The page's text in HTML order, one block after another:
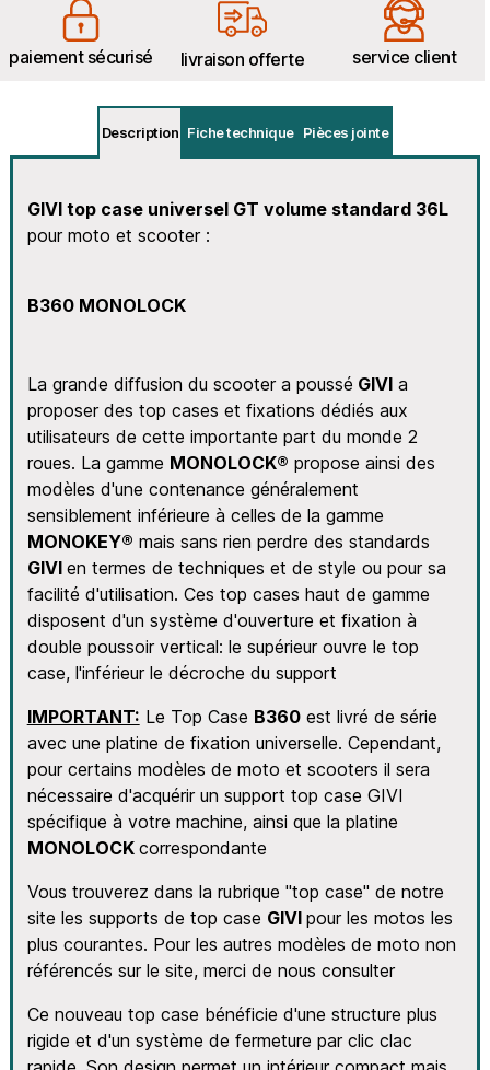
paiement sécurisé livraison offerte service client
Description Fiche technique Pièces jointe
GIVI top case universel GT volume standard 36L
pour moto et scooter :
B360 MONOLOCK
La grande diffusion du scooter a poussé GIVIa
proposer des top cases et fixations dédiés aux
utilisateurs de cette importante part du monde 2
roues. La gamme MONOLOCK® propose ainsi des
modèles d'une contenance généralement
sensiblement inférieure à celles de la gamme
MONOKEY® mais sans rien perdre des standards
GIVI en termes de techniques et de style ou pour sa
facilité d'utilisation. Ces top cases haut de gamme
disposent d'un système d'ouverture et fixation à
double poussoir vertical: le supérieur ouvre le top
case, l'inférieur le décroche du support
IMPORTANT: Le Top Case B360est livré de série
avec une platine de fixation universelle. Cependant,
pour certains modèles de moto et scooters il sera
nécessaire d'acquérir un support top case GIVI
spécifique à votre machine, ainsi que la platine
MONOLOCK correspondante
Vous trouverez dans la rubrique "top case" de notre
site les supports de top case GIVI pour les motos les
plus courantes. Pour les autres modèles de moto non
référencés sur le site, merci de nous consulter
Ce nouveau top case bénéficie d'une structure plus
rigide et d'un système de fermeture par clic clac